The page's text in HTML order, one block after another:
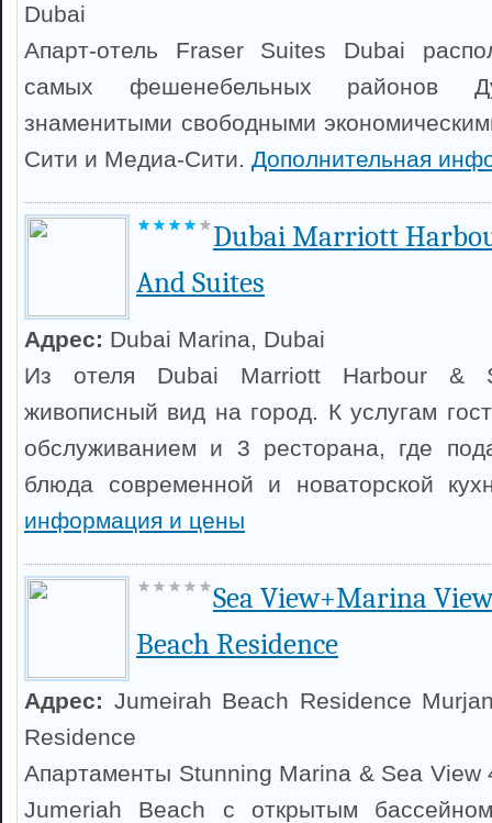
Dubai
Апарт-отель Fraser Suites Dubai
самых фешенебельных районов
знаменитыми свободными
Сити и Медиа-Сити. Дополнительная
Dubai Marriott
And Suites
Адрес: Dubai Marina, Dubai
Из отеля Dubai Marriott Harbour &
живописный вид на город. К услугам
обслуживанием и 3 ресторана, где
блюда современной и новаторской
информация и цены
Sea View+Marina
Beach Residence
Адрес: Jumeirah Beach Residence
Residence
Апартаменты Stunning Marina & Sea View
Jumeriah Beach с открытым